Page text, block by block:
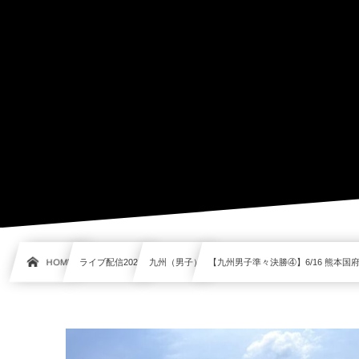
HOME ライブ配信2024 九州（男子） 【九州男子準々決勝④】6/16 熊本国